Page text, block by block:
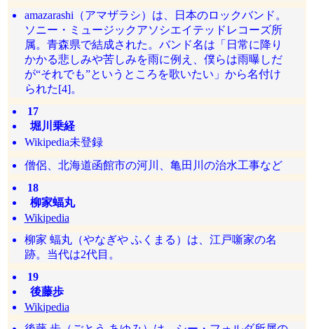
amazarashi（アマザラシ）は、日本のロックバンド。
ソニー・ミュージックアソシエイテッドレコーズ所
属。青森県で結成された。バンド名は「日常に降り
かかる悲しみや苦しみを雨に例え、僕らは雨曝しだ
が“それでも”というところを歌いたい」から名付け
られた[4]。
17
堀川乗経
Wikipedia未登録
僧侶、北海道函館市の河川、亀田川の治水工事など
18
柳家蝠丸
Wikipedia
柳家 蝠丸（やなぎや ふくまる）は、江戸噺家の名
跡。当代は2代目。
19
後藤歩
Wikipedia